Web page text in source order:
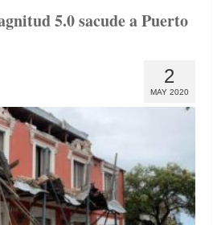
5.0 sacude a Puerto
2
MAY 2020